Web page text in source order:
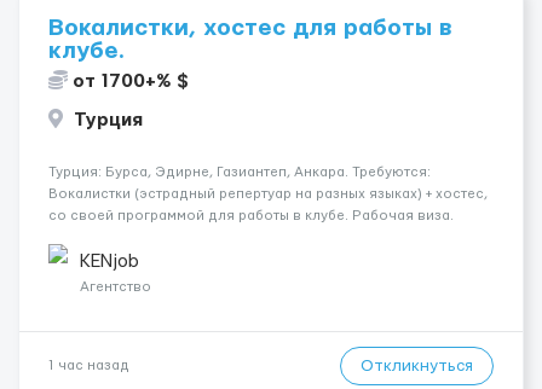
Вокалистки, хостес для работы в
клубе.
от 1700+% $
Турция
Турция: Бурса, Эдирне, Газиантеп, Анкара. Требуются:
Вокалистки (эстрадный репертуар на разных языках) + хостеc,
со своей программой для работы в клубе. Рабочая виза.
одного до трех месяцев. Мед. страховка. Высокая зарплат...
KENjob
Агентство
1 час назад Откликнуться